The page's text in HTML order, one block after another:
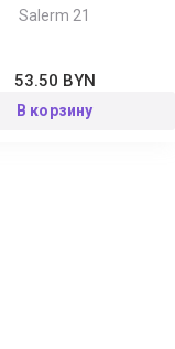
Salerm 21
53.50 BYN
В корзину